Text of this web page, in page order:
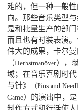
难的，但一种一般
向。那些音乐类型
是和批量生产的部
而且也有时装表演
伟大的成果，卡尔曼
（Herbstmanöver）
，
域；在音乐喜剧时
与针》
（Pins and
Game）
的演出中，
制作方式和行话使